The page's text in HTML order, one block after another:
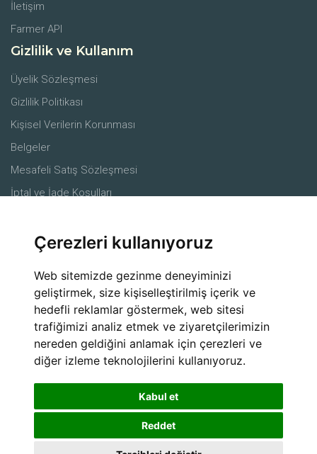
Çerezleri kullanıyoruz
Web sitemizde gezinme deneyiminizi
geliştirmek, size kişiselleştirilmiş içerik ve
hedefli reklamlar göstermek, web sitesi
trafiğimizi analiz etmek ve ziyaretçilerimizin
nereden geldiğini anlamak için çerezleri ve
diğer izleme teknolojilerini kullanıyoruz.
Kabul et
Reddet
İletişim
Farmer API
Gizlilik ve Kullanım
Üyelik Sözleşmesi
Gizlilik Politikası
Kişisel Verilerin Korunması
Belgeler
Mesafeli Satış Sözleşmesi
İptal ve İade Koşulları
Ürünler
Ziraat mühendisleri
Alıcılar
Lojistik Firmaları
Sosyal Medya